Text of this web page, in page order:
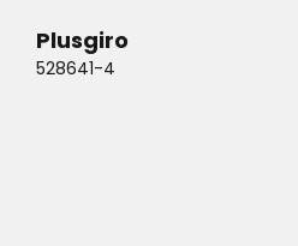
Plusgiro
528641-4